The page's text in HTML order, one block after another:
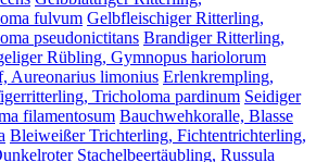
fulvum Gelbfleischiger Ritterling,
pseudonictitans Brandiger Ritterling,
Rübling, Gymnopus hariolorum
Aureonarius limonius Erlenkrempling,
Tricholoma pardinum Seidiger
filamentosum Bauchwehkoralle, Blasse
Bleiweißer Trichterling, Fichtentrichterling,
Stachelbeertäubling, Russula